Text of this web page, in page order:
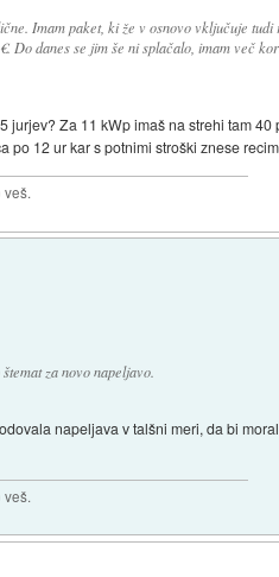
Imam paket, ki že v osnovo vključuje tudi
Do danes se jim še ni splačalo, imam več
jurjev? Za 11 kWp imaš na strehi tam
po 12 ur kar s potnimi stroški znese
veš.
za novo napeljavo.
napeljava v talšni meri, da bi
veš.